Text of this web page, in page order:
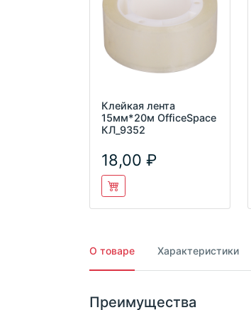
Клейкая лента
15мм*20м OfficeSpace
КЛ_9352
18,00
О товаре Характеристики
Преимущества